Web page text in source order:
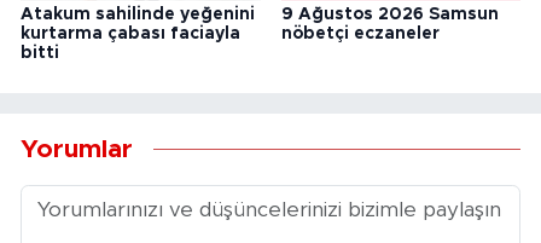
Atakum sahilinde yeğenini
kurtarma çabası faciayla
bitti
9 Ağustos 2026 Samsun
nöbetçi eczaneler
Yorumlar